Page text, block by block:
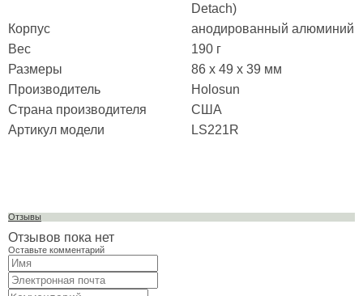
Detach)
Корпус
анодированный алюминий
Вес
190 г
Размеры
86 х 49 х 39 мм
Производитель
Holosun
Страна производителя
США
Артикул модели
LS221R
Отзывы
Отзывов пока нет
Оставьте комментарий